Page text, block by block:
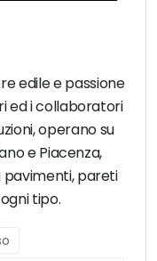
edile e passione
ed i collaboratori
operano su
e Piacenza,
pavimenti, pareti
tipo.